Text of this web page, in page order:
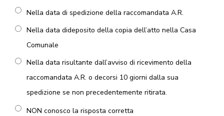
Nella data di spedizione della raccomandata A.R.
Nella data dideposito della copia dell’atto nella Casa
Comunale
Nella data risultante dall’avviso di ricevimento della
raccomandata A.R. o decorsi 10 giorni dalla sua
spedizione se non precedentemente ritirata.
NON conosco la risposta corretta